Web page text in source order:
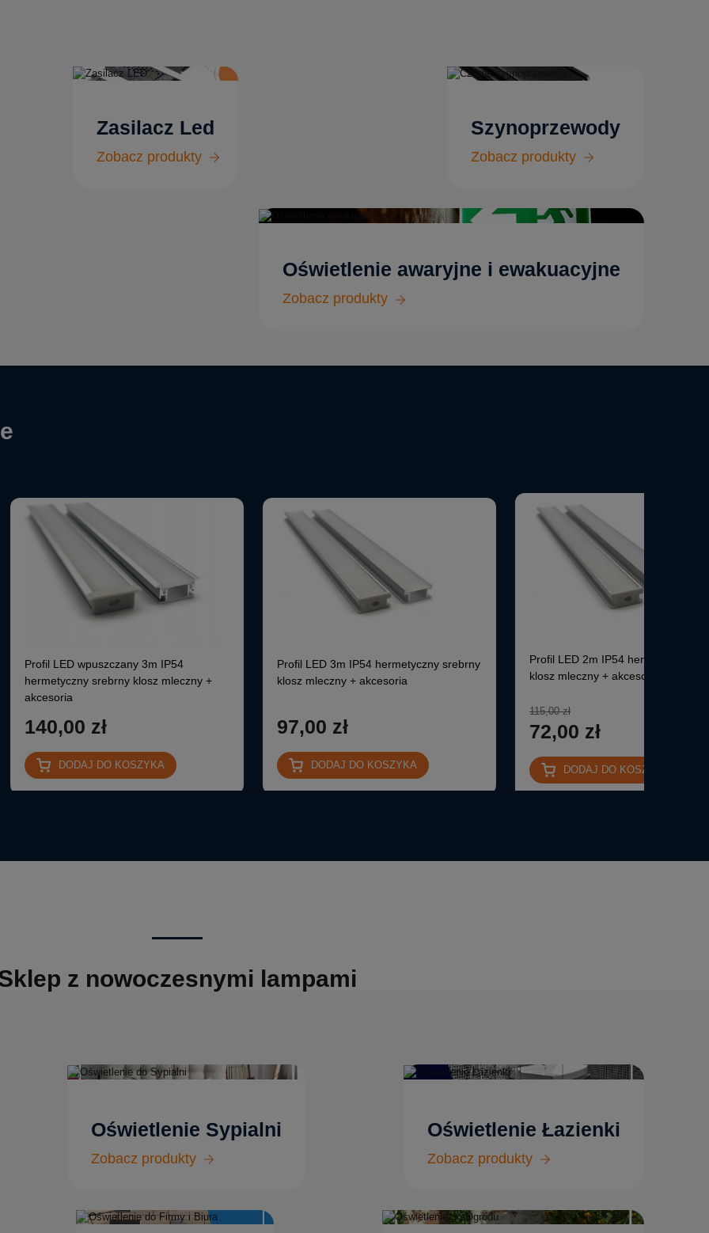
Zasilacz Led
Zobacz produkty
Szynoprzewody
Zobacz produkty
Oświetlenie awaryjne i ewakuacyjne
Zobacz produkty
Profil LED wpuszczany 3m IP54
hermetyczny srebrny klosz mleczny +
akcesoria
140,00 zł
DODAJ DO KOSZYKA
Profil LED 3m IP54 hermetyczny srebrny
klosz mleczny + akcesoria
97,00 zł
DODAJ DO KOSZYKA
Profil LED 2m IP54 hermetyczny
klosz mleczny + akcesoria
115,00 zł
72,00 zł
DODAJ DO KOSZYKA
z nowoczesnymi lampami
Oświetlenie Sypialni
Zobacz produkty
Oświetlenie Łazienki
Zobacz produkty